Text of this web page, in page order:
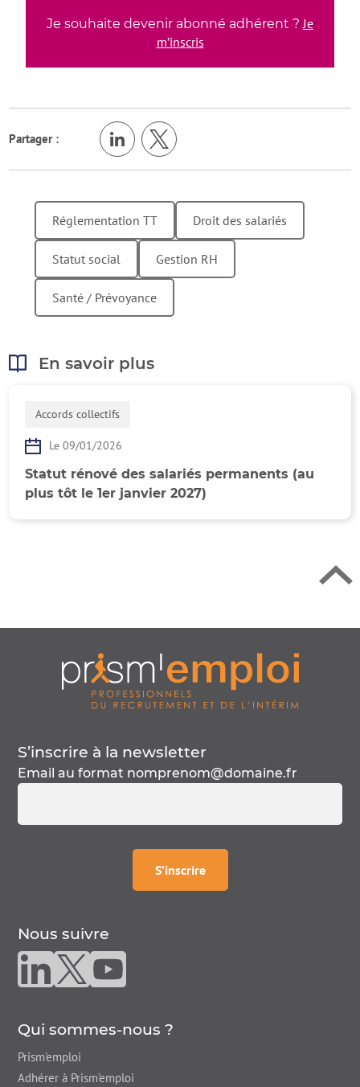
Je souhaite devenir abonné adhérent ?Je
m’inscris
Partager :
Réglementation TT Droit des salariés
Statut social Gestion RH
Santé / Prévoyance
En savoir plus
Accords collectifs
Le 09/01/2026
Statut rénové des salariés permanents (au
plus tôt le 1er janvier 2027)
S’inscrire à la newsletter
Email au format nomprenom@domaine.fr
S’inscrire
à lanewsletter
Nous suivre
Nous suivre sur linkedin
Nous suivre sur twitter
Nous suivre sur youtube
Qui sommes-nous ?
Prism'emploi
Adhérer à Prism’emploi